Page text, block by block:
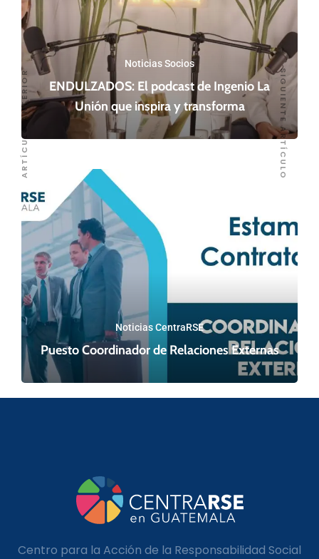
Noticias Socios
ENDULZADOS: El podcast de Ingenio La
Unión que inspira y transforma
Noticias CentraRSE
Puesto Coordinador de Relaciones Externas
ARTÍCULO ANTERIOR SIGUIENTE ARTÍCULO
Centro para la Acción de la Responsabilidad Social